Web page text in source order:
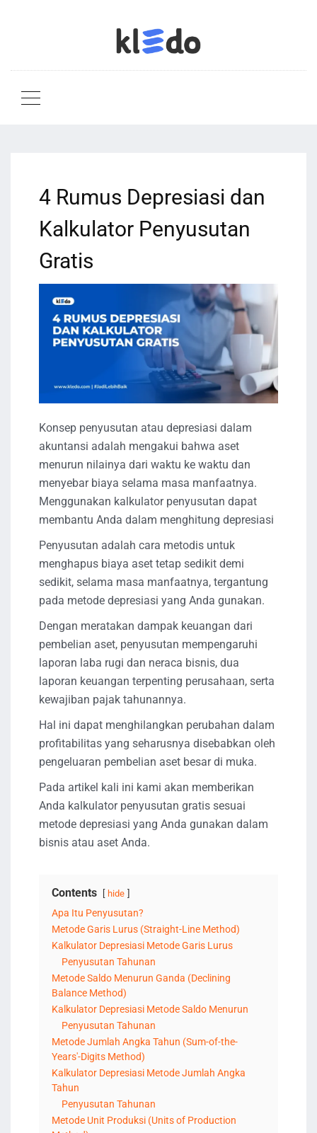
4 Rumus Depresiasi dan
Kalkulator Penyusutan
Gratis
Konsep penyusutan atau depresiasi dalam
akuntansi adalah mengakui bahwa aset
menurun nilainya dari waktu ke waktu dan
menyebar biaya selama masa manfaatnya.
Menggunakan kalkulator penyusutan dapat
membantu Anda dalam menghitung depresiasi
Penyusutan adalah cara metodis untuk
menghapus biaya aset tetap sedikit demi
sedikit, selama masa manfaatnya, tergantung
pada metode depresiasi yang Anda gunakan.
Dengan meratakan dampak keuangan dari
pembelian aset, penyusutan mempengaruhi
laporan laba rugi dan neraca bisnis, dua
laporan keuangan terpenting perusahaan, serta
kewajiban pajak tahunannya.
Hal ini dapat menghilangkan perubahan dalam
profitabilitas yang seharusnya disebabkan oleh
pengeluaran pembelian aset besar di muka.
Pada artikel kali ini kami akan memberikan
Anda kalkulator penyusutan gratis sesuai
metode depresiasi yang Anda gunakan dalam
bisnis atau aset Anda.
Contents hide
Apa Itu Penyusutan?
Metode Garis Lurus (Straight-Line Method)
Kalkulator Depresiasi Metode Garis Lurus
Penyusutan Tahunan
Metode Saldo Menurun Ganda (Declining
Balance Method)
Kalkulator Depresiasi Metode Saldo Menurun
Penyusutan Tahunan
Metode Jumlah Angka Tahun (Sum-of-the-
Years'-Digits Method)
Kalkulator Depresiasi Metode Jumlah Angka
Tahun
Penyusutan Tahunan
Metode Unit Produksi (Units of Production